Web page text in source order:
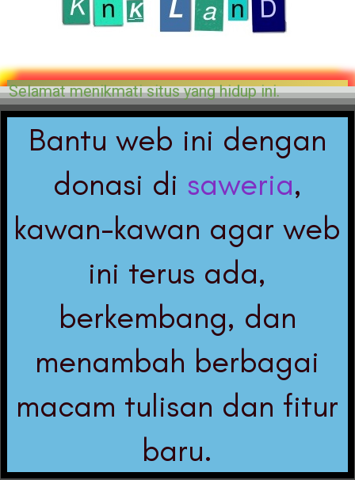
dari penulis-penulis kami. Selamat menikmati
Bantu web ini dengan
donasi di saweria,
kawan-kawan agar web
ini terus ada,
berkembang, dan
menambah berbagai
macam tulisan dan fitur
baru.